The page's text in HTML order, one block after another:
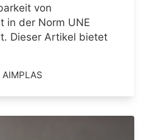
von
in der Norm UNE
Dieser Artikel bietet
AIMPLAS